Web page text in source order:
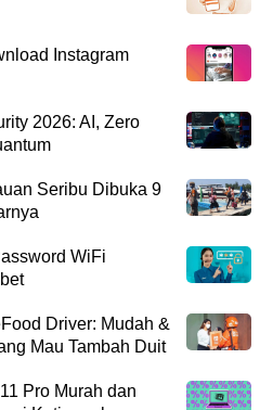
Instagram
2026: AI, Zero
Seribu Dibuka 9
WiFi
Driver: Mudah &
Mau Tambah Duit
Pro Murah dan